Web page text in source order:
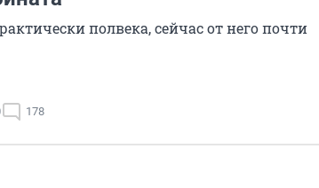
полвека, сейчас от него почти
178